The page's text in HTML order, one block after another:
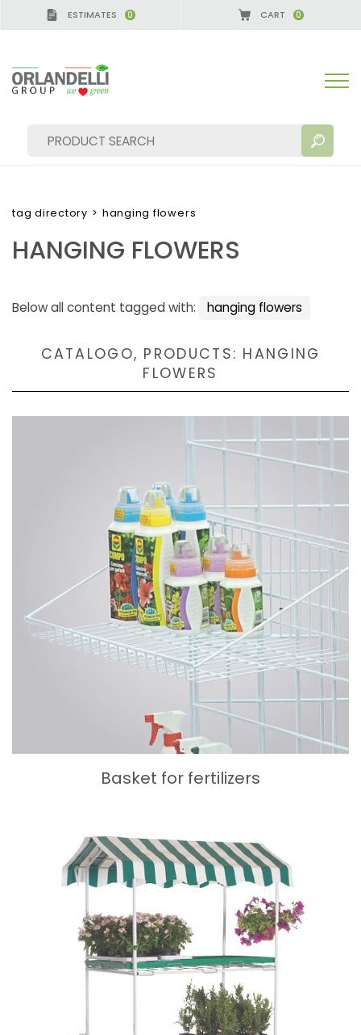
ESTIMATES 0 CART 0
SEARCH RESULTS:
tag directory > hanging flowers
HANGING FLOWERS
Below all content tagged with: hanging flowers
CATALOGO, PRODUCTS: HANGING
FLOWERS
Basket for fertilizers
GERMANY - SPONSOR